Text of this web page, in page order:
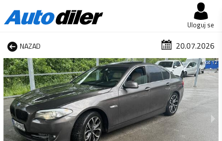
Uloguj se
NAZAD 20.07.2026
1 od 12